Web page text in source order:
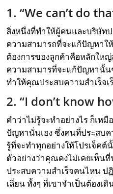
1. “We can’t do
สิ่งหนึ่งที่ทำให้ผู้คนและบริษัท
ความสามารถที่จะแก้ปัญหาใ
ต้องการของลูกค้าคือหลักให
ความสามารที่จะแก้ปัญหานั้น
ทำให้คุณประสบความสำเร็จ
2. “I don’t know
คำว่าไม่รู้จะทำอย่างไร ก็เห
ปัญหานั่นเอง ซึ่งคนที่ประสบค
รู้ที่จะทำทุกอย่างให้โปรเจ็คต์
ตัวอย่างว่าคุณคงไม่เคยเห็น
ประสบความสำเร็จคนไหน ป
เลี่ยน ทั้งๆ ที่เขาจำเป็นต้องเ